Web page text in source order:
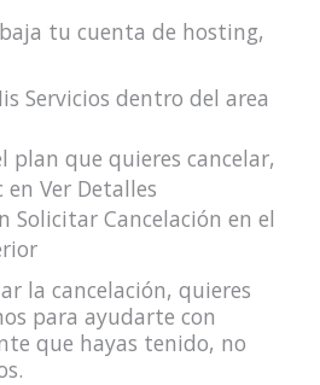
tu cuenta de hosting,
Servicios dentro del area
plan que quieres cancelar,
en Ver Detalles
Solicitar Cancelación en el
la cancelación, quieres
para ayudarte con
que hayas tenido, no